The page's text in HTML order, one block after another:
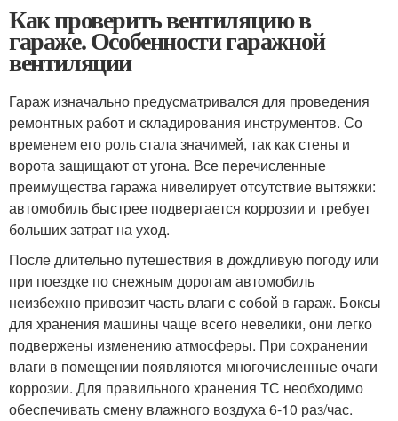
Как проверить вентиляцию в
гараже. Особенности гаражной
вентиляции
Гараж изначально предусматривался для проведения
ремонтных работ и складирования инструментов. Со
временем его роль стала значимей, так как стены и
ворота защищают от угона. Все перечисленные
преимущества гаража нивелирует отсутствие вытяжки:
автомобиль быстрее подвергается коррозии и требует
больших затрат на уход.
После длительно путешествия в дождливую погоду или
при поездке по снежным дорогам автомобиль
неизбежно привозит часть влаги с собой в гараж. Боксы
для хранения машины чаще всего невелики, они легко
подвержены изменению атмосферы. При сохранении
влаги в помещении появляются многочисленные очаги
коррозии. Для правильного хранения ТС необходимо
обеспечивать смену влажного воздуха 6-10 раз/час.